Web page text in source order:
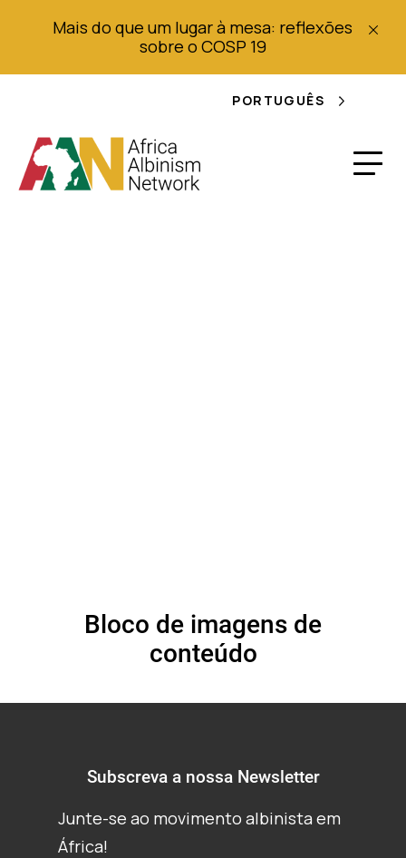
Mais do que um lugar à mesa: reflexões
sobre o COSP 19
PORTUGUÊS
Bloco de imagens de
conteúdo
Subscreva a nossa Newsletter
Junte-se ao movimento albinista em
África!